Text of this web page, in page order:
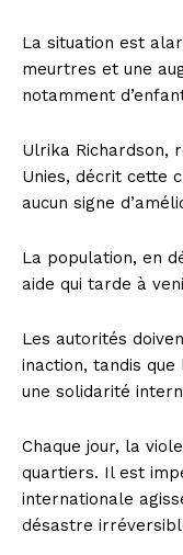
La situation est
meurtres et une
notamment
Ulrika Richardson,
Unies, décrit cette
aucun signe
La population, en
aide qui tarde à
Les autorités
inaction, tandis
une solidarité
Chaque jour, la
quartiers. Il est
internationale
désastre